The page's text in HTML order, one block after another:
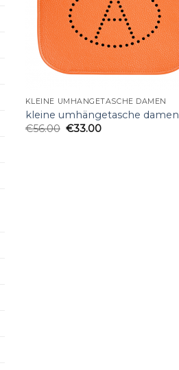
KLEINE UMHÄNGETASCHE DAMEN
kleine umhängetasche damen
€56.00 €33.00